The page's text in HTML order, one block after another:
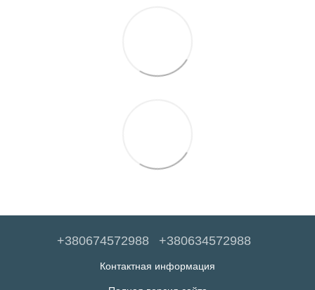
+380674572988 +380634572988
Контактная информация